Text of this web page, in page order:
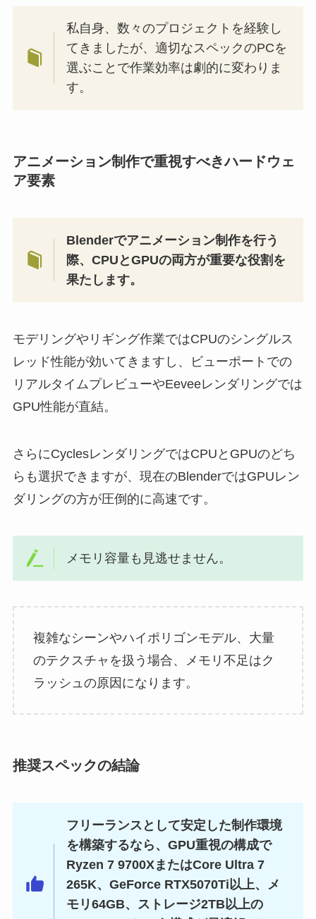
私自身、数々のプロジェクトを経験し
てきましたが、適切なスペックのPCを
選ぶことで作業効率は劇的に変わりま
す。
アニメーション制作で重視すべきハードウェ
ア要素
Blenderでアニメーション制作を行う
際、CPUとGPUの両方が重要な役割を
果たします。
モデリングやリギング作業ではCPUのシングルス
レッド性能が効いてきますし、ビューポートでの
リアルタイムプレビューやEeveeレンダリングでは
GPU性能が直結。
さらにCyclesレンダリングではCPUとGPUのどち
らも選択できますが、現在のBlenderではGPUレン
ダリングの方が圧倒的に高速です。
メモリ容量も見逃せません。
複雑なシーンやハイポリゴンモデル、大量
のテクスチャを扱う場合、メモリ不足はク
ラッシュの原因になります。
推奨スペックの結論
フリーランスとして安定した制作環境
を構築するなら、GPU重視の構成で
Ryzen 7 9700XまたはCore Ultra 7
265K、GeForce RTX5070Ti以上、メ
モリ64GB、ストレージ2TB以上の